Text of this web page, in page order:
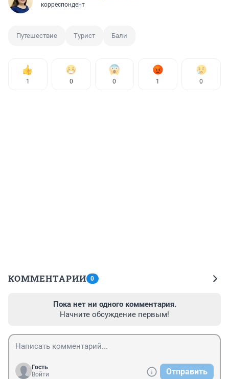
корреспондент
Путешествие Турист Бали
1 0 0 1 0
КОММЕНТАРИИ 0
Пока нет ни одного комментария.
Начните обсуждение первым!
Гость
Войти
Отправить